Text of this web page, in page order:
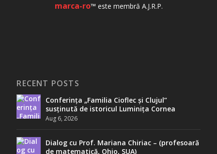
marca-ro™ este membră A.J.R.P.
RECENT POSTS
Conferința „Familia Cioflec și Clujul”
susținută de istoricul Luminița Cornea
Aug 6, 2026
Dialog cu Prof. Mariana Chiriac – (profesoară
de matematică, Ohio, SUA)